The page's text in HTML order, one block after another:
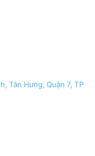
Tân Hưng, Quận 7, TP